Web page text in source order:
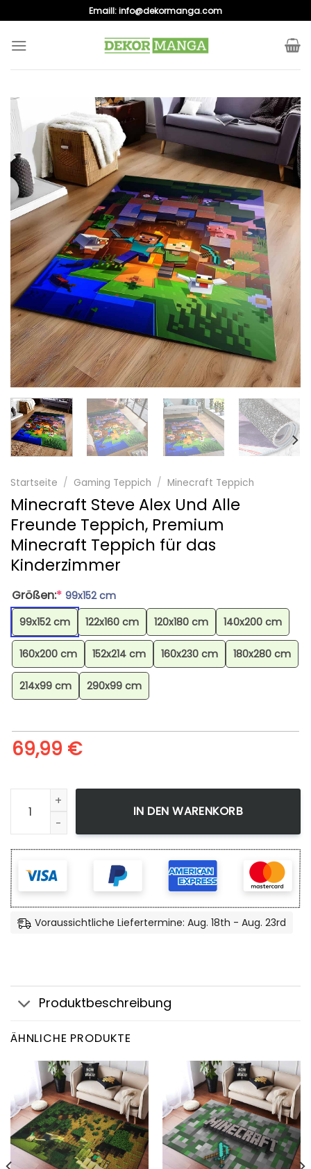
to
content
Emaill:info@dekormanga.com
Startseite / Gaming Teppich / Minecraft Teppich
Minecraft Steve Alex Und Alle
Freunde Teppich, Premium
Minecraft Teppich für das
Kinderzimmer
Größen:* 99x152 cm
99x152 cm
122x160 cm 120x180 cm 140x200 cm
160x200 cm 152x214 cm 160x230 cm 180x280 cm
214x99 cm 290x99 cm
69,99 €
Minecraft Steve Alex Und Alle Freunde Teppich, Premium
IN DEN WARENKORB
Voraussichtliche Liefertermine: Aug. 18th - Aug. 23rd
Produktbeschreibung
ÄHNLICHE PRODUKTE